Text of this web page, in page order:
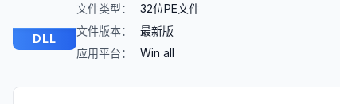
DLL
文件类型：
32位PE文件
文件版本：
最新版
应用平台：
Win all